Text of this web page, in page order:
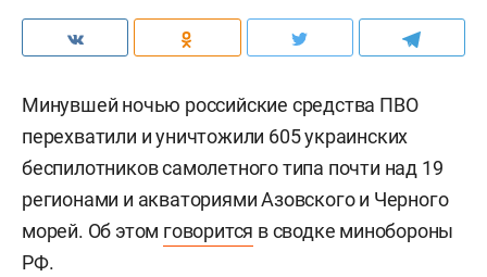
Минувшей ночью российские средства ПВО
перехватили и уничтожили 605 украинских
беспилотников самолетного типа почти над 19
регионами и акваториями Азовского и Черного
морей. Об этом говорится в сводке минобороны
РФ.